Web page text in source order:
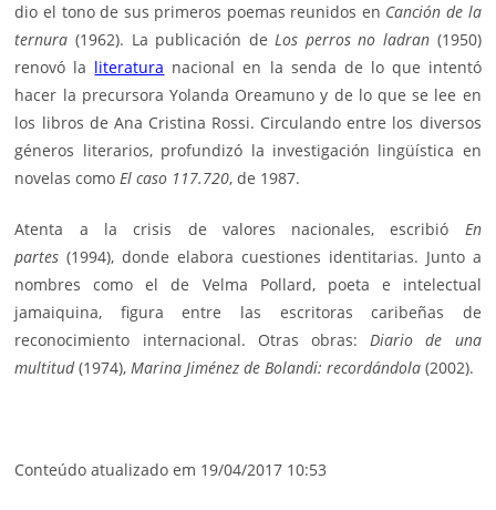
dio el tono de sus primeros poemas reunidos en Canción de la
ternura(1962). La publicación deLos perros no ladran (1950)
renovó la literatura nacional en la senda de lo que intentó
hacer la precursora Yolanda Oreamuno y de lo que se lee en
los libros de Ana Cristina Rossi. Circulando entre los diversos
géneros literarios, profundizó la investigación lingüística en
novelas comoEl caso 117.720, de 1987.
Atenta a la crisis de valores nacionales, escribió En
partes(1994), donde elabora cuestiones identitarias. Junto a
nombres como el de Velma Pollard, poeta e intelectual
jamaiquina, figura entre las escritoras caribeñas de
reconocimiento internacional. Otras obras:Diario de una
multitud(1974),Marina Jiménez de Bolandi: recordándola(2002).
Conteúdo atualizado em 19/04/2017 10:53